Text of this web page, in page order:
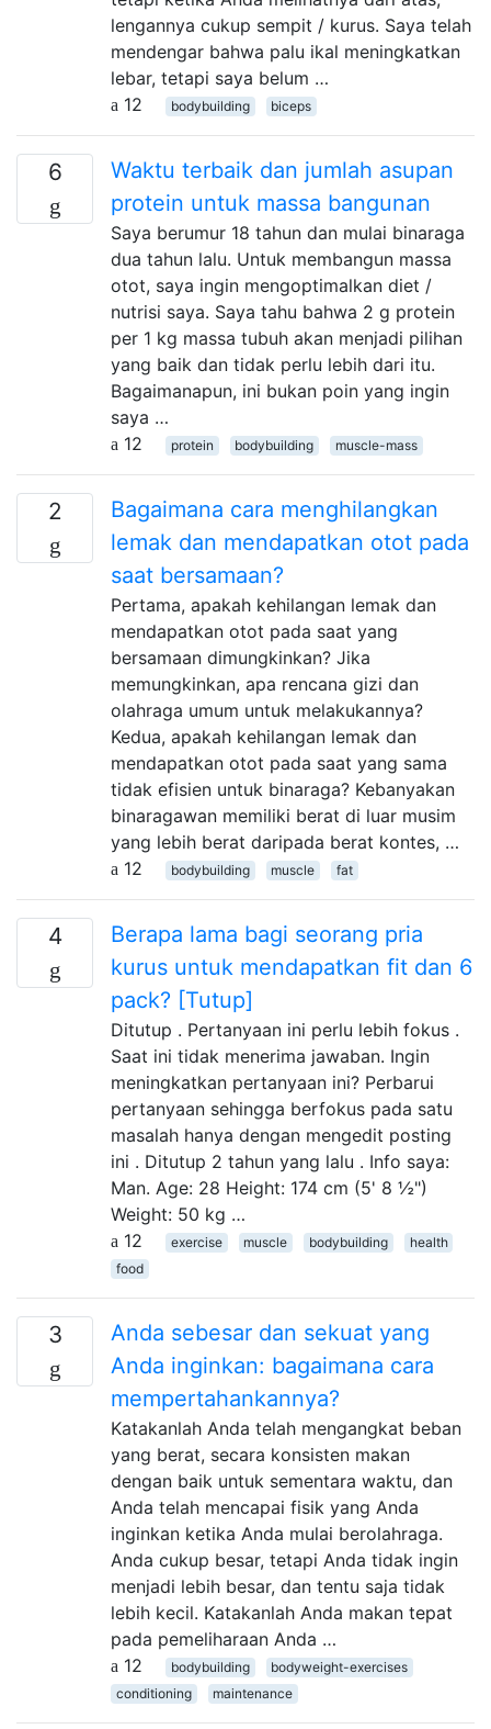
lengannya cukup sempit / kurus. Saya telah
mendengar bahwa palu ikal meningkatkan
lebar, tetapi saya belum …
12
bodybuilding biceps
6
Waktu terbaik dan jumlah asupan
protein untuk massa bangunan
Saya berumur 18 tahun dan mulai binaraga
dua tahun lalu. Untuk membangun massa
otot, saya ingin mengoptimalkan diet /
nutrisi saya. Saya tahu bahwa 2 g protein
per 1 kg massa tubuh akan menjadi pilihan
yang baik dan tidak perlu lebih dari itu.
Bagaimanapun, ini bukan poin yang ingin
saya …
12
protein bodybuilding muscle-mass
2
Bagaimana cara menghilangkan
lemak dan mendapatkan otot pada
saat bersamaan?
Pertama, apakah kehilangan lemak dan
mendapatkan otot pada saat yang
bersamaan dimungkinkan? Jika
memungkinkan, apa rencana gizi dan
olahraga umum untuk melakukannya?
Kedua, apakah kehilangan lemak dan
mendapatkan otot pada saat yang sama
tidak efisien untuk binaraga? Kebanyakan
binaragawan memiliki berat di luar musim
yang lebih berat daripada berat kontes, …
12
bodybuilding muscle fat
4
Berapa lama bagi seorang pria
kurus untuk mendapatkan fit dan 6
pack? [Tutup]
Ditutup . Pertanyaan ini perlu lebih fokus .
Saat ini tidak menerima jawaban. Ingin
meningkatkan pertanyaan ini? Perbarui
pertanyaan sehingga berfokus pada satu
masalah hanya dengan mengedit posting
ini . Ditutup 2 tahun yang lalu . Info saya:
Man. Age: 28 Height: 174 cm (5' 8 ½")
Weight: 50 kg …
12
exercise muscle bodybuilding
health
food
3
Anda sebesar dan sekuat yang
Anda inginkan: bagaimana cara
mempertahankannya?
Katakanlah Anda telah mengangkat beban
yang berat, secara konsisten makan
dengan baik untuk sementara waktu, dan
Anda telah mencapai fisik yang Anda
inginkan ketika Anda mulai berolahraga.
Anda cukup besar, tetapi Anda tidak ingin
menjadi lebih besar, dan tentu saja tidak
lebih kecil. Katakanlah Anda makan tepat
pada pemeliharaan Anda …
12
bodybuilding
bodyweight-exercises
conditioning
maintenance